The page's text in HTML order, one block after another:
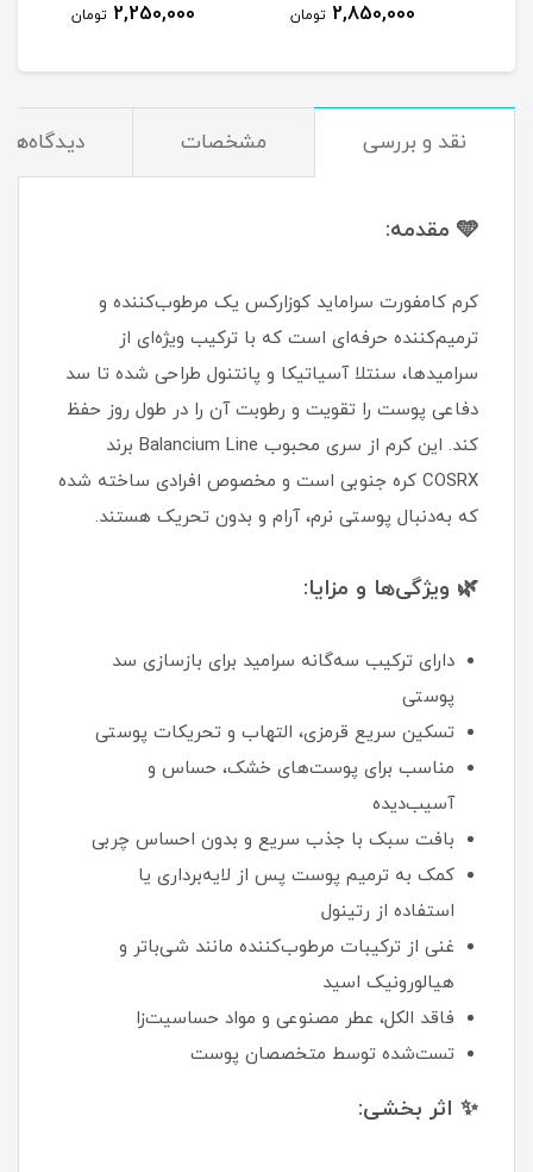
2,850,000 تومان 2,250,000 تومان
نقد و بررسی مشخصات دیدگاه‌ها
🩵 مقدمه:
کرم کامفورت سراماید کوزارکس یک مرطوب‌کننده و
ترمیم‌کننده حرفه‌ای است که با ترکیب ویژه‌ای از
سرامیدها، سنتلا آسیاتیکا و پانتنول طراحی شده تا سد
دفاعی پوست را تقویت و رطوبت آن را در طول روز حفظ
کند. این کرم از سری محبوب Balancium Line برند
COSRX کره جنوبی است و مخصوص افرادی ساخته شده
که به‌دنبال پوستی نرم، آرام و بدون تحریک هستند.
🌿 ویژگی‌ها و مزایا:
دارای ترکیب سه‌گانه سرامید برای بازسازی سد
پوستی
تسکین سریع قرمزی، التهاب و تحریکات پوستی
مناسب برای پوست‌های خشک، حساس و
آسیب‌دیده
بافت سبک با جذب سریع و بدون احساس چربی
کمک به ترمیم پوست پس از لایه‌برداری یا
استفاده از رتینول
غنی از ترکیبات مرطوب‌کننده مانند شی‌باتر و
هیالورونیک اسید
فاقد الکل، عطر مصنوعی و مواد حساسیت‌زا
تست‌شده توسط متخصصان پوست
✨ اثر بخشی: